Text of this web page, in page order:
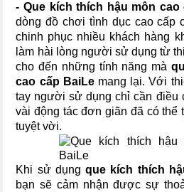
- Que kích thích hậu môn
dòng đồ chơi tình dục cao cấp
chinh phục nhiều khách hàng
làm hài lòng người sử dụng từ
cho đến những tính năng mà
cao cấp BaiLemang lại. Với
tay người sử dụng chỉ cần điều
vài động tác đơn giãn đã có thể
tuyệt vời.
Khi sử dụngque kích thích
bạn sẽ cảm nhận được sự